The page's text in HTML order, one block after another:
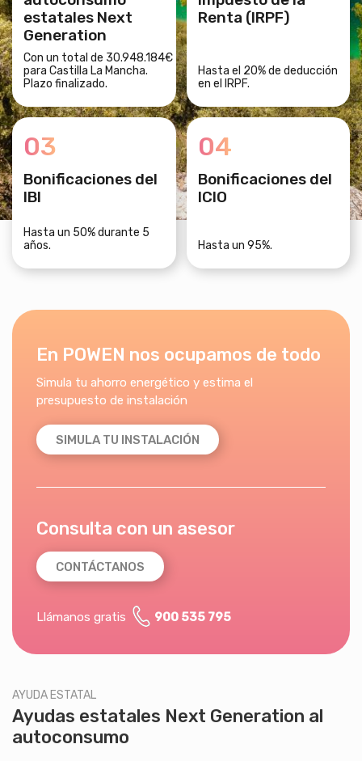
estatales Next
Generation
Con un total de 30.948.184€
para Castilla La Mancha.
Plazo finalizado.
Renta (IRPF)
Hasta el 20% de deducción
en el IRPF.
03
Bonificaciones del
IBI
Hasta un 50% durante 5
años.
04
Bonificaciones del
ICIO
Hasta un 95%.
En POWEN nos ocupamos de todo
Simula tu ahorro energético y estima el
presupuesto de instalación
SIMULA TU INSTALACIÓN
Consulta con un asesor
CONTÁCTANOS
Llámanos gratis 900 535 795
AYUDA ESTATAL
Ayudas estatales Next Generation al
autoconsumo